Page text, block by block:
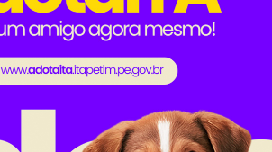
trabalhando para o bem de
o diretor de Obras Seu Dido e